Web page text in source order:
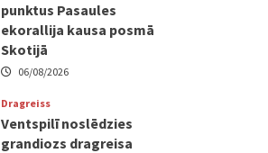
punktus Pasaules
ekorallija kausa posmā
Skotijā
06/08/2026
Dragreiss
Ventspilī noslēdzies
grandiozs dragreisa